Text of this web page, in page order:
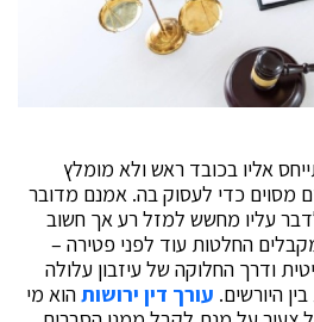
אליו בכובד ראש ולא מומלץ
מסוים כדי לעסוק בה. אמנם מדובר
עליו מחשש למזל רע אך חשוב
החלטות עוד לפני פטירה –
ודרך החלוקה של עיזבון עלולה
היורשים. עורך דין ירושותהוא מי